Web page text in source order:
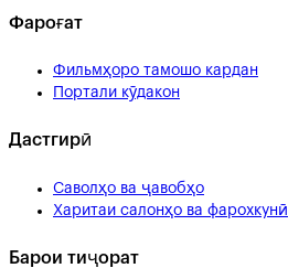
Фароғат
Фильмҳоро тамошо кардан
Портали кӯдакон
Дастгирӣ
Саволҳо ва ҷавобҳо
Харитаи салонҳо ва фарохкунӣ
Барои тиҷорат